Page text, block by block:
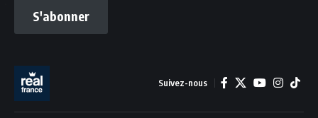
S'abonner
Suivez-nous